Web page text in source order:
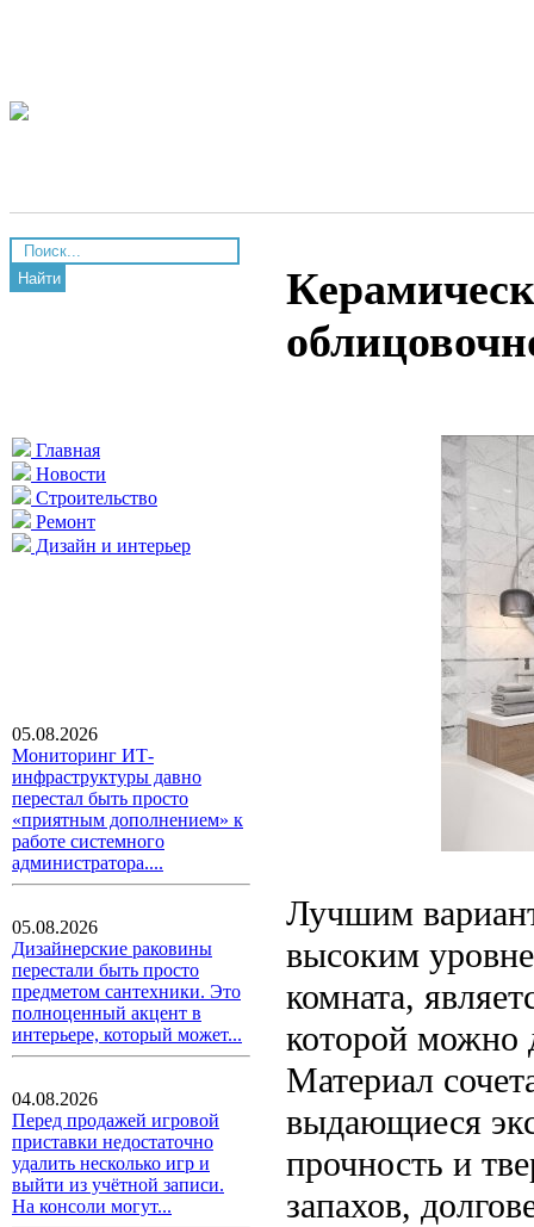
Найти
Главная
Новости
Строительство
Ремонт
Дизайн и интерьер
05.08.2026
Мониторинг ИТ-
инфраструктуры давно
перестал быть просто
«приятным дополнением» к
работе системного
администратора....
05.08.2026
Дизайнерские раковины
перестали быть просто
предметом сантехники. Это
полноценный акцент в
интерьере, который может...
04.08.2026
Перед продажей игровой
приставки недостаточно
удалить несколько игр и
выйти из учётной записи.
На консоли могут...
Лучшим
высоким
комната,
которой можно
Материал
выдающиеся
прочность и
запахов,